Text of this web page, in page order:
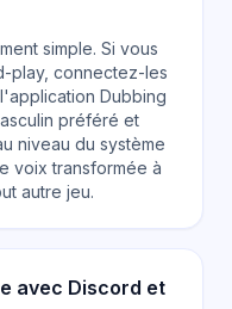
simple. Si vous
play, connectez-les
Dubbing
préféré et
niveau du système
voix transformée à
autre jeu.
avec Discord et